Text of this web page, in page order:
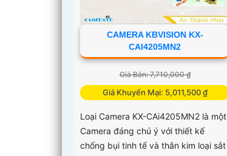
CAMERA KBVISION KX-
CAI4205MN2
Giá Bán: 7,710,000 ₫
Giá Khuyến Mại: 5,011,500 ₫
Loại Camera KX-CAi4205MN2 là một
Camera đáng chú ý với thiết kế
chống bụi tinh tế và thân kim loại sắt